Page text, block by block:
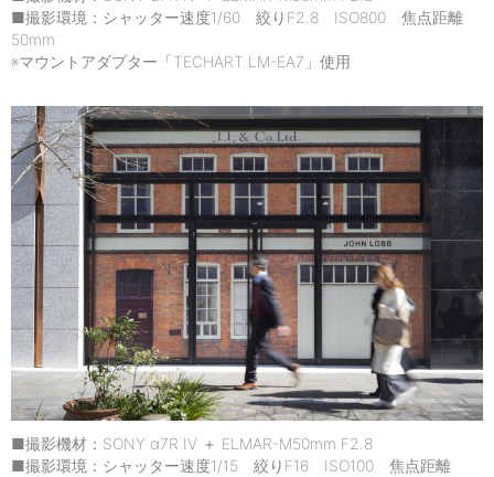
■撮影環境：シャッター速度1/60 絞りF2.8 ISO800 焦点距離
50mm
※マウントアダプター「TECHART LM-EA7」使用
■撮影機材：SONY α7R IV ＋ ELMAR-M50mm F2.8
■撮影環境：シャッター速度1/15 絞りF16 ISO100 焦点距離